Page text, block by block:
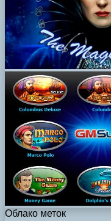
Облако меток